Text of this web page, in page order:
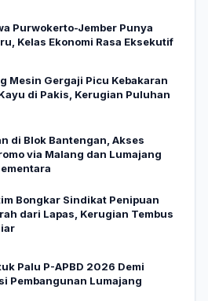
Purwokerto-Jember Punya
Kelas Ekonomi Rasa Eksekutif
Mesin Gergaji Picu Kebakaran
di Pakis, Kerugian Puluhan
di Blok Bantengan, Akses
via Malang dan Lumajang
Bongkar Sindikat Penipuan
dari Lapas, Kerugian Tembus
Palu P-APBD 2026 Demi
Pembangunan Lumajang